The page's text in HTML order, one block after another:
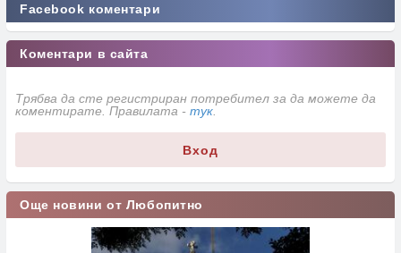
Facebook коментари
Коментари в сайта
Трябва да сте регистриран потребител за да можете да
коментирате. Правилата - тук
Вход
Още новини от Любопитно